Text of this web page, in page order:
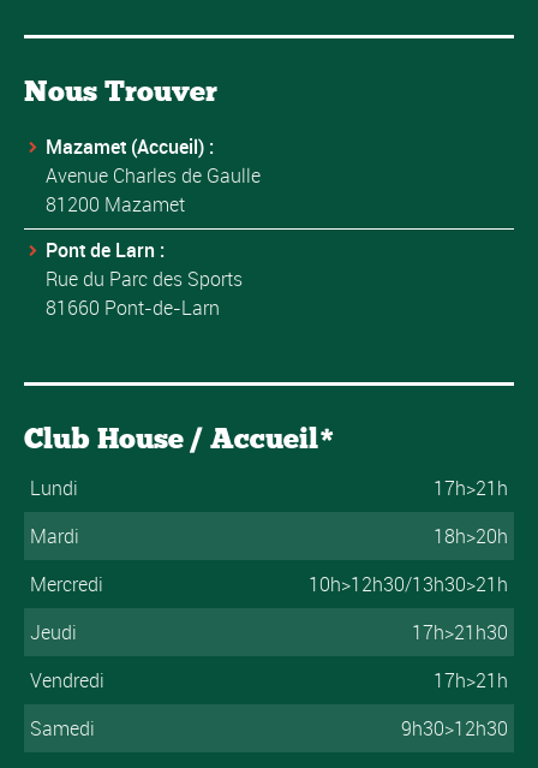
Nous Trouver
Mazamet (Accueil) :
Avenue Charles de Gaulle
81200 Mazamet
Pont de Larn :
Rue du Parc des Sports
81660 Pont-de-Larn
Club House / Accueil*
Lundi
17h>21h
Mardi
18h>20h
Mercredi
10h>12h30/13h30>21h
Jeudi
17h>21h30
Vendredi
17h>21h
Samedi
9h30>12h30